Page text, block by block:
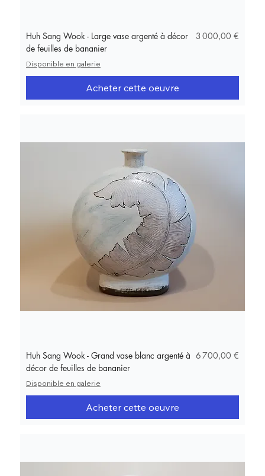
Huh Sang Wook - Large vase argenté à décor
de feuilles de bananier
Prix
3 000,00 €
Disponible en galerie
Acheter cette oeuvre
Huh Sang Wook - Grand vase blanc argenté à
décor de feuilles de bananier
Prix
6 700,00 €
Disponible en galerie
Acheter cette oeuvre